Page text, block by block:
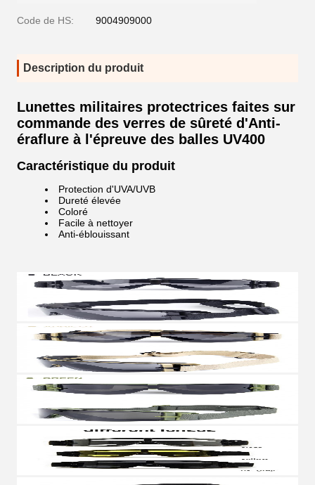
Code de HS: 9004909000
Description du produit
Lunettes militaires protectrices faites sur
commande des verres de sûreté d'Anti-
éraflure à l'épreuve des balles UV400
Caractéristique du produit
Protection d'UVA/UVB
Dureté élevée
Coloré
Facile à nettoyer
Anti-éblouissant